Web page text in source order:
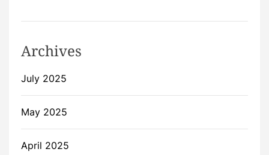
Archives
July 2025
May 2025
April 2025